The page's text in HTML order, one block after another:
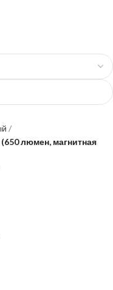
люмен, магнитная